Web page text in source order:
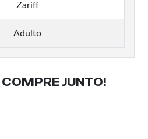
Zariff
Adulto
COMPRE JUNTO!